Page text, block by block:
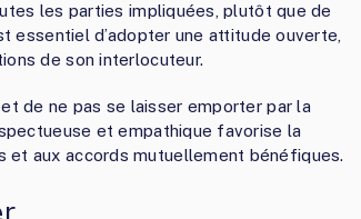
les parties impliquées, plutôt que de
essentiel d’adopter une attitude ouverte,
de son interlocuteur.
et de ne pas se laisser emporter par la
et empathique favorise la
et aux accords mutuellement bénéfiques.